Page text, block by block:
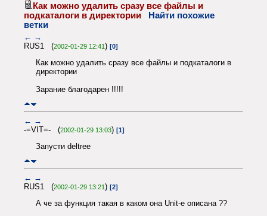
Как можно удалить сразу все файлы и
подкаталоги в директории
Найти похожие
ветки
← →
RUS1 (2002-01-29 12:41) [0]
Как можно удалить сразу все файлы и подкаталоги в
директории
Зарание благодарен !!!!!
← →
-=VIT=- (2002-01-29 13:03) [1]
Запусти deltree
← →
RUS1 (2002-01-29 13:21) [2]
А че за функция такая в каком она Unit-е описана ??